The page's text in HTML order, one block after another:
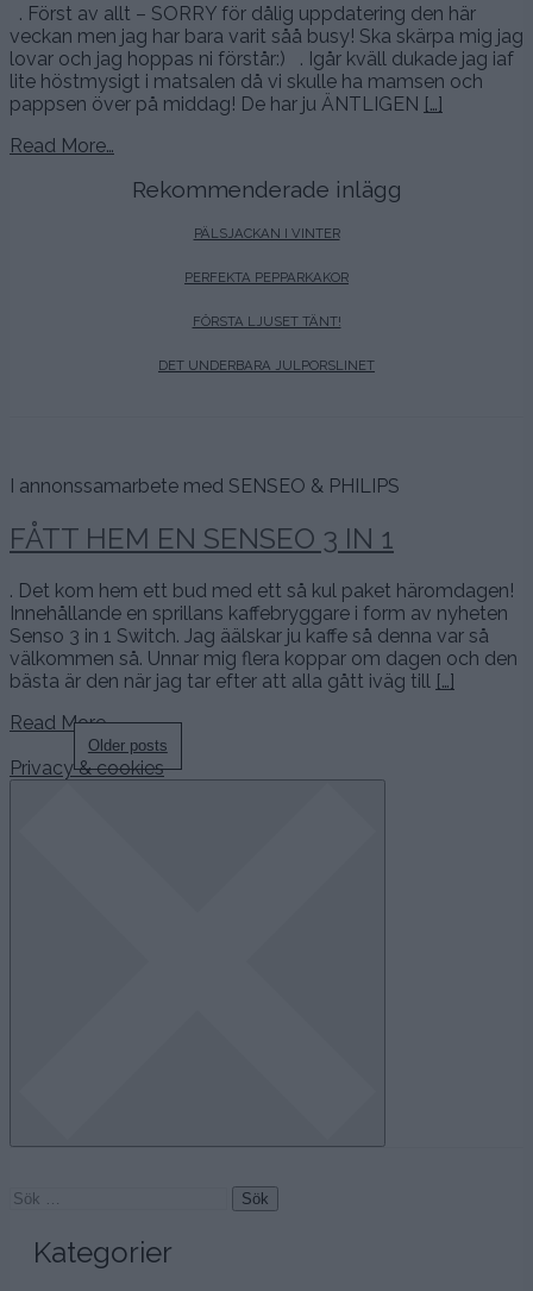
. Först av allt – SORRY för dålig uppdatering den här
veckan men jag har bara varit såå busy! Ska skärpa mig jag
lovar och jag hoppas ni förstår:) . Igår kväll dukade jag iaf
lite höstmysigt i matsalen då vi skulle ha mamsen och
pappsen över på middag! De har ju ÄNTLIGEN […]
Read More…
Rekommenderade inlägg
PÄLSJACKAN I VINTER
PERFEKTA PEPPARKAKOR
FÖRSTA LJUSET TÄNT!
DET UNDERBARA JULPORSLINET
I annonssamarbete med SENSEO & PHILIPS
FÅTT HEM EN SENSEO 3 IN 1
. Det kom hem ett bud med ett så kul paket häromdagen!
Innehållande en sprillans kaffebryggare i form av nyheten
Senso 3 in 1 Switch. Jag äälskar ju kaffe så denna var så
välkommen så. Unnar mig flera koppar om dagen och den
bästa är den när jag tar efter att alla gått iväg till […]
Read More…
navigation
Older posts
Privacy & cookies
Sök
Kategorier